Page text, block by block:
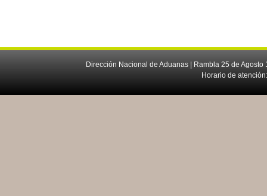
Dirección Nacional de Aduanas | Rambla 25 de
Horario de